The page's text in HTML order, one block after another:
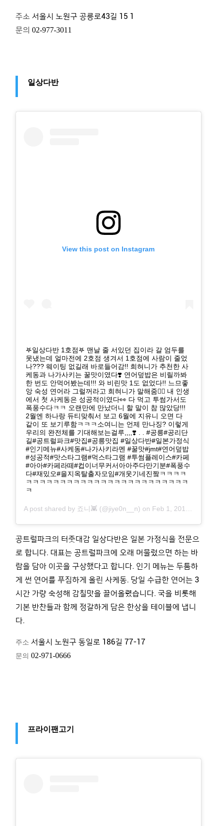
주소서울시 노원구 공릉로43길 15 1
문의02-977-3011
일상다반
View this post on Instagram
𖤐일상다반 1호점𖤐 맨날 줄 서있던 집이라 갈 엄두를
못냈는데 얼마전에 2호점 생겨서 1호점에 사람이 줄었
나??? 웨이팅 없길래 바로들어감!! 희혀니가 추천한 사
케동과 나가사키는 꿀맛이였다❣️ 연어덮밥은 비릴까봐
한 번도 안먹어봤는데!!! 와 비린맛 1도 없었다!! 느므좋
앙 숙성 연어라 그럴꺼라고 희혀니가 말해줌👍🏻 내 인생
에서 첫 사케동은 성공적이였다👀 다 먹고 투썸가서도
폭풍수다ㅋㅋ 오랜만에 만났더니 할 말이 참 많았당!!!
2월엔 하나랑 듀티맞춰서 보고 6월에 지유니 오면 다
같이 또 보기루함ㅋㅋㅋ소여니는 언제 만나징? 이렇게
우리의 완전체를 기대해보는걸루,,,,❣️ . . #공릉#공리단
길#공트럴파크#맛집#공릉맛집 #일상다반#일본가정식
#인기메뉴#사케동#나가사키라멘 #꿀맛#jmt#연어덮밥
#성공적#맛스타그램#먹스타그램 #투썸플레이스#카페
#아아#카페라떼#컵이너무커서아아주다만기분#폭풍수
다#재밌오#을지옥탈출자모임#개웃기네진짴ㅋㅋㅋㅋ
ㅋㅋㅋㅋㅋㅋㅋㅋㅋㅋㅋㅋㅋㅋㅋㅋㅋㅋㅋㅋㅋㅋㅋㅋ
ㅋ
A post shared by 죠니👾 (@jiye0n__n) on Feb 1, 2019 at 5:36am PST
공트럴파크의 터줏대감 일상다반은 일본 가정식을 전문으
로 합니다. 대표는 공트럴파크에 오래 머물렀으면 하는 바
람을 담아 이곳을 구상했다고 합니다. 인기 메뉴는 두툼하
게 썬 연어를 푸짐하게 올린 사케동. 당일 수급한 연어는 3
시간 가량 숙성해 감칠맛을 끌어올렸습니다.국을 비롯해
기본 반찬들과 함께 정갈하게 담은 한상을 테이블에 냅니
다.
주소서울시 노원구 동일로 186길 77-17
문의02-971-0666
프라이팬고기